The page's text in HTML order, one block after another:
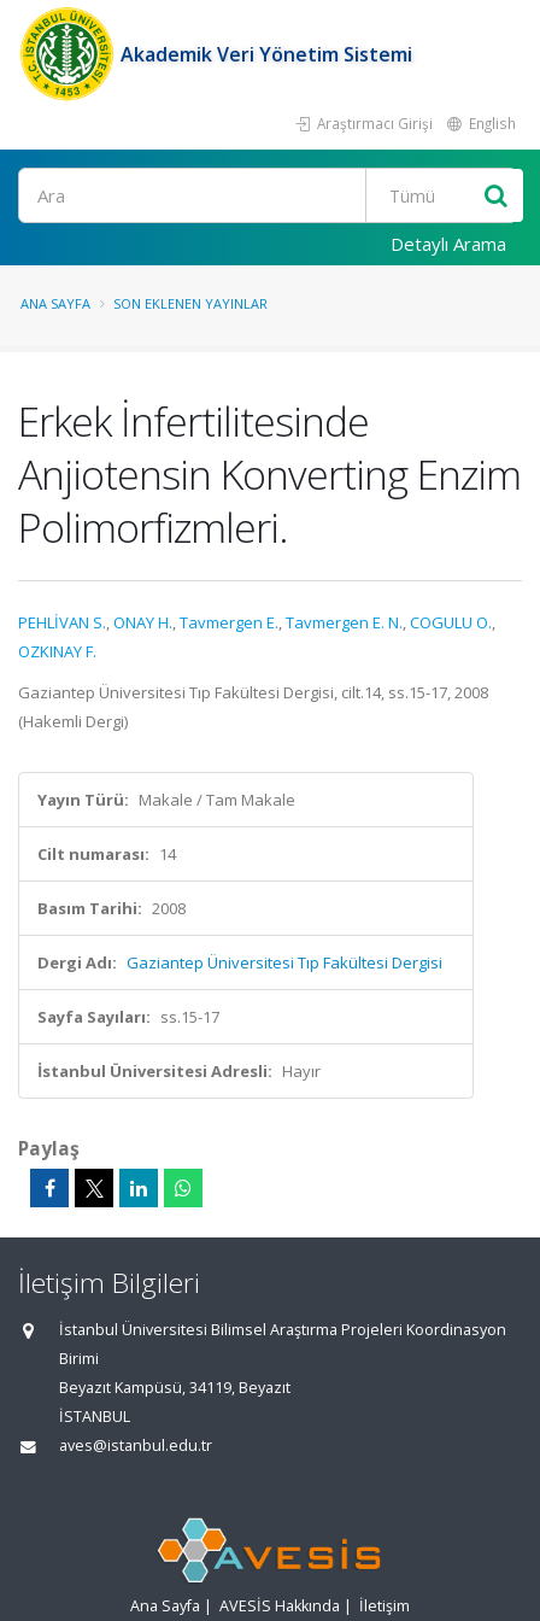
Akademik Veri Yönetim Sistemi
Araştırmacı Girişi English
Ara
Detaylı Arama
ANA SAYFA SON EKLENEN YAYINLAR
Erkek İnfertilitesinde
Anjiotensin Konverting Enzim
Polimorfizmleri.
PEHLİVAN S.,ONAY H.,Tavmergen E.,Tavmergen E. N.,COGULU O.,
OZKINAY F.
Gaziantep Üniversitesi Tıp Fakültesi Dergisi, cilt.14, ss.15-17, 2008
(Hakemli Dergi)
Yayın Türü: Makale / Tam Makale
Cilt numarası: 14
Basım Tarihi: 2008
Dergi Adı: Gaziantep Üniversitesi Tıp Fakültesi Dergisi
Sayfa Sayıları: ss.15-17
İstanbul Üniversitesi Adresli: Hayır
Paylaş
İletişim Bilgileri
İstanbul Üniversitesi Bilimsel Araştırma Projeleri Koordinasyon
Birimi
Beyazıt Kampüsü, 34119, Beyazıt
İSTANBUL
aves@istanbul.edu.tr
Ana Sayfa | AVESİS Hakkında | İletişim